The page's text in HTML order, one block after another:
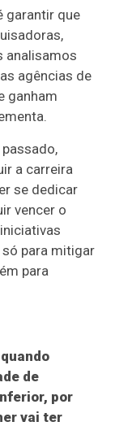
garantir que
analisamos
agências de
ganham
a carreira
se dedicar
vencer o
para mitigar
para
de
por
vai ter